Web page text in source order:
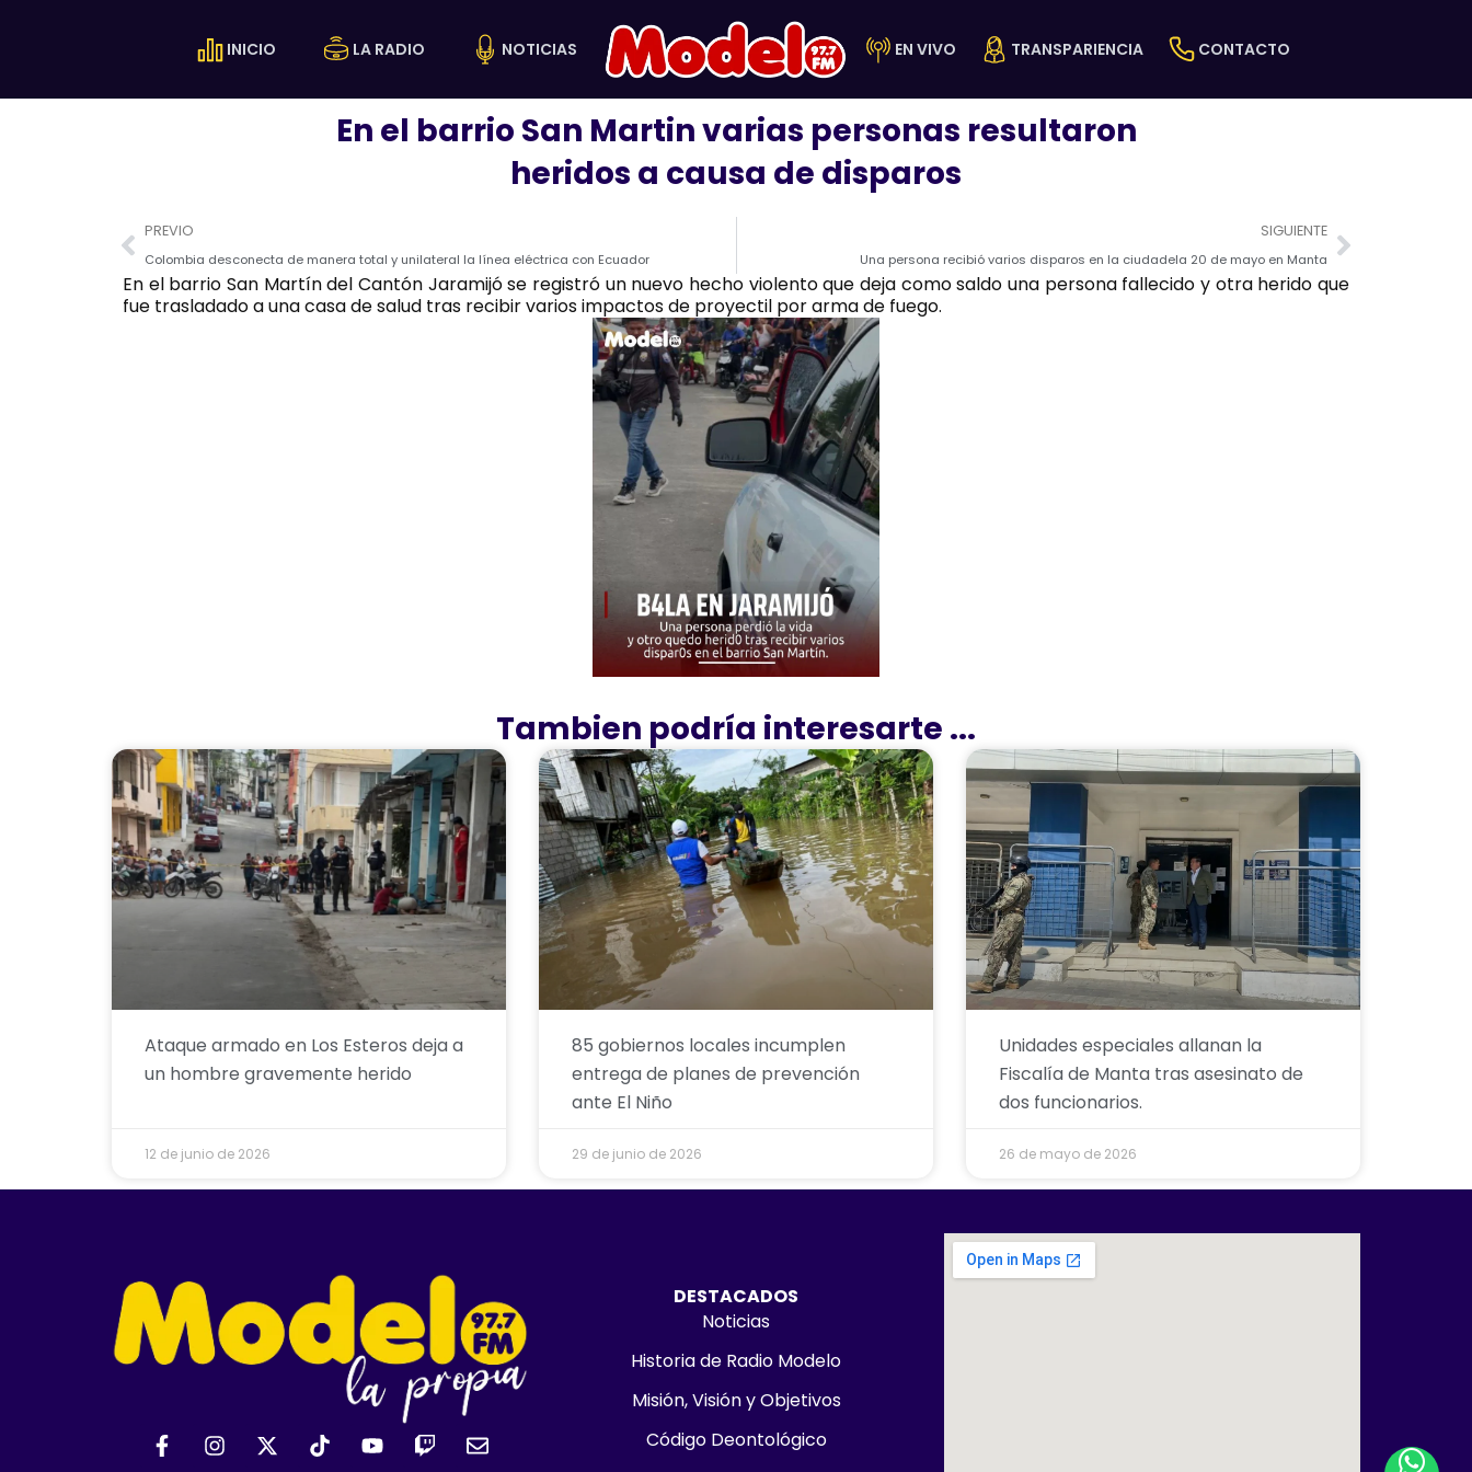
INICIO LA RADIO NOTICIAS EN VIVO TRANSPARIENCIA CONTACTO
En el barrio San Martin varias personas resultaron
heridos a causa de disparos
Prev
PREVIO
Colombia desconecta de manera total y unilateral la línea eléctrica con Ecuador
SIGUIENTE
Una persona recibió varios disparos en la ciudadela 20 de mayo en Manta
Next
En el barrio San Martín del Cantón Jaramijó se registró un nuevo hecho violento que deja como saldo una persona fallecido y otra herido que
fue trasladado a una casa de salud tras recibir varios impactos de proyectil por arma de fuego.
Tambien podría interesarte ...
Ataque armado en Los Esteros deja a
un hombre gravemente herido
12 de junio de 2026
85 gobiernos locales incumplen
entrega de planes de prevención
ante El Niño
29 de junio de 2026
Unidades especiales allanan la
Fiscalía de Manta tras asesinato de
dos funcionarios.
26 de mayo de 2026
F
a
I
n
X
-
T
i
Y
o
T
w
E
n
DESTACADOS
Noticias
Historia de Radio Modelo
Misión, Visión y Objetivos
Código Deontológico